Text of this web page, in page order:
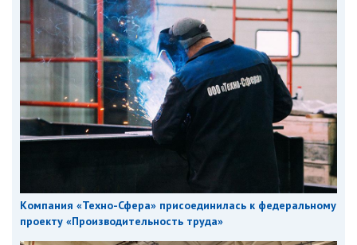
Компания «Техно-Сфера» присоединилась к федеральному
проекту «Производительность труда»